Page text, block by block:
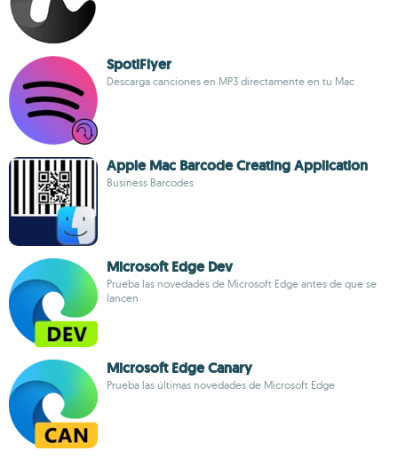
SpotiFlyer
Descarga canciones en MP3 directamente en tu Mac
Apple Mac Barcode Creating Application
Business Barcodes
Microsoft Edge Dev
Prueba las novedades de Microsoft Edge antes de que se
lancen
Microsoft Edge Canary
Prueba las últimas novedades de Microsoft Edge